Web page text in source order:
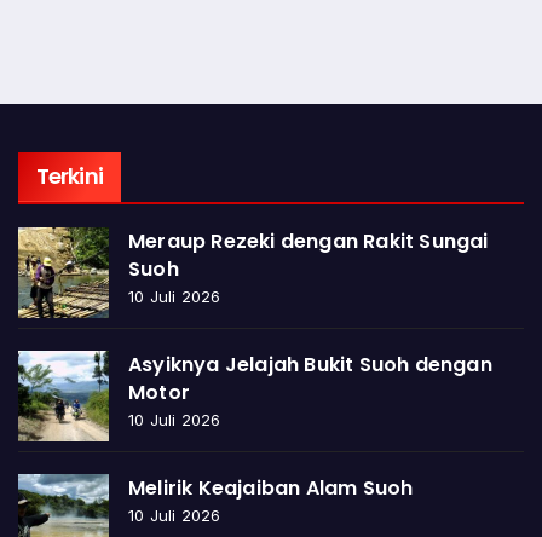
Terkini
Meraup Rezeki dengan Rakit Sungai
Suoh
10 Juli 2026
Asyiknya Jelajah Bukit Suoh dengan
Motor
10 Juli 2026
Melirik Keajaiban Alam Suoh
10 Juli 2026